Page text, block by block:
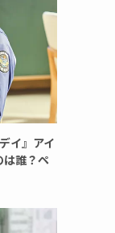
イ』アイ
は誰？ペ